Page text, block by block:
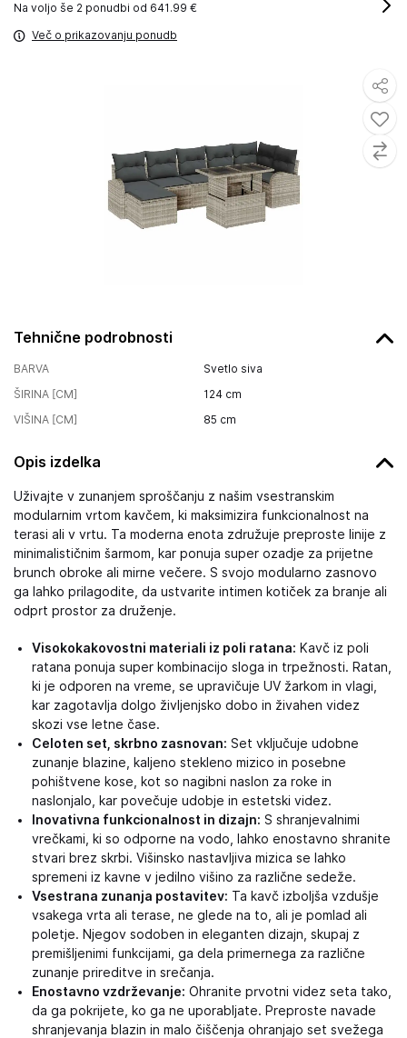
Tehnične podrobnosti
BARVA
Svetlo siva
ŠIRINA [CM]
124 cm
VIŠINA [CM]
85 cm
Opis izdelka
Uživajte v zunanjem sproščanju z našim vsestranskim
modularnim vrtom kavčem, ki maksimizira funkcionalnost na
terasi ali v vrtu. Ta moderna enota združuje preproste linije z
minimalističnim šarmom, kar ponuja super ozadje za prijetne
brunch obroke ali mirne večere. S svojo modularno zasnovo
ga lahko prilagodite, da ustvarite intimen kotiček za branje ali
odprt prostor za druženje.
Visokokakovostni materiali iz poli ratana: Kavč iz poli
ratana ponuja super kombinacijo sloga in trpežnosti. Ratan,
ki je odporen na vreme, se upravičuje UV žarkom in vlagi,
kar zagotavlja dolgo življenjsko dobo in živahen videz
skozi vse letne čase.
Celoten set, skrbno zasnovan: Set vključuje udobne
zunanje blazine, kaljeno stekleno mizico in posebne
pohištvene kose, kot so nagibni naslon za roke in
naslonjalo, kar povečuje udobje in estetski videz.
Inovativna funkcionalnost in dizajn: S shranjevalnimi
vrečkami, ki so odporne na vodo, lahko enostavno shranite
stvari brez skrbi. Višinsko nastavljiva mizica se lahko
spremeni iz kavne v jedilno višino za različne sedeže.
Vsestrana zunanja postavitev: Ta kavč izboljša vzdušje
vsakega vrta ali terase, ne glede na to, ali je pomlad ali
poletje. Njegov sodoben in eleganten dizajn, skupaj z
premišljenimi funkcijami, ga dela primernega za različne
zunanje prireditve in srečanja.
Enostavno vzdrževanje: Ohranite prvotni videz seta tako,
da ga pokrijete, ko ga ne uporabljate. Preproste navade
shranjevanja blazin in malo čiščenja ohranjajo set svežega
Na voljo še 2 ponudbi od 641.99 €
Več o prikazovanju ponudb